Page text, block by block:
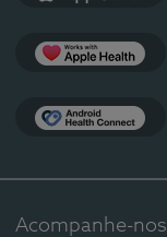
Acompanhe-nos